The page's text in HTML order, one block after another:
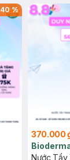
(SL có hạn)
40%
370.000
Nước Tẩy